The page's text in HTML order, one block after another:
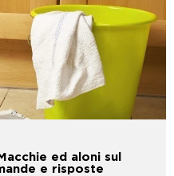
ed aloni sul
e risposte